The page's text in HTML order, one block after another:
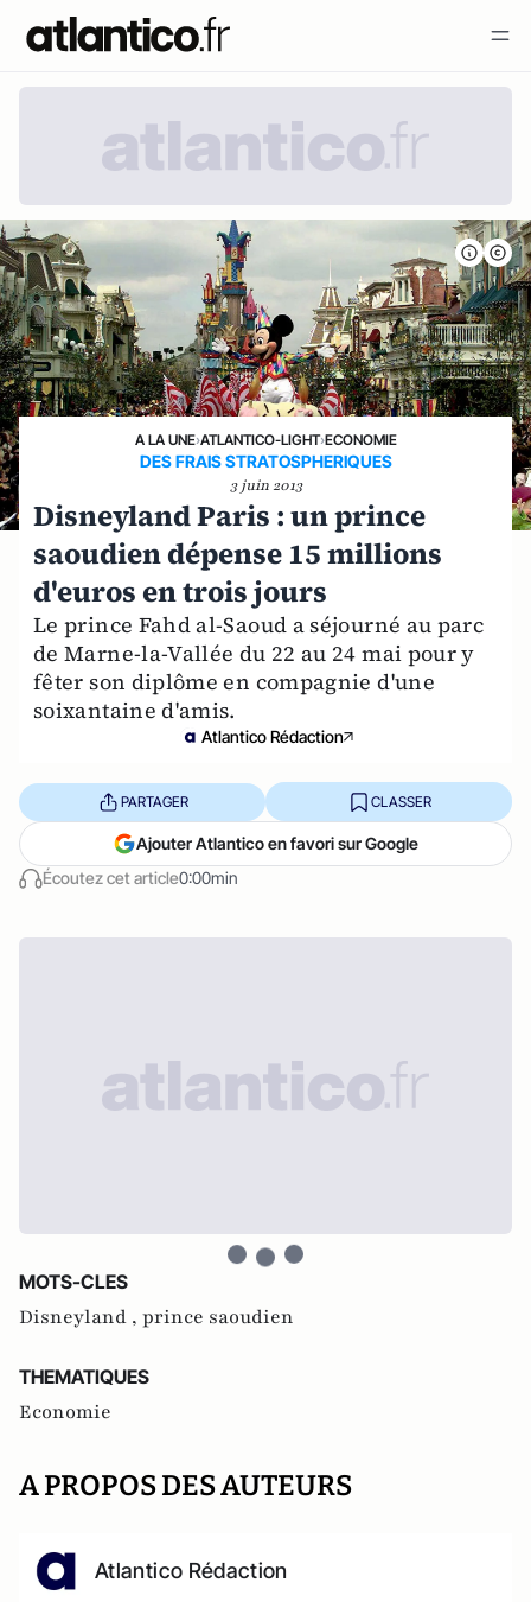
A LA UNE›ATLANTICO-LIGHT›ECONOMIE
DES FRAIS STRATOSPHERIQUES
3 juin 2013
Disneyland Paris : un prince
saoudien dépense 15 millions
d'euros en trois jours
Le prince Fahd al-Saoud a séjourné au parc
de Marne-la-Vallée du 22 au 24 mai pour y
fêter son diplôme en compagnie d'une
soixantaine d'amis.
Atlantico Rédaction
Écoutez cet article0:00min
PARTAGER CLASSER
Ajouter Atlantico en favori sur Google
MOTS-CLES
Disneyland , prince saoudien
THEMATIQUES
Economie
A PROPOS DES AUTEURS
Atlantico Rédaction